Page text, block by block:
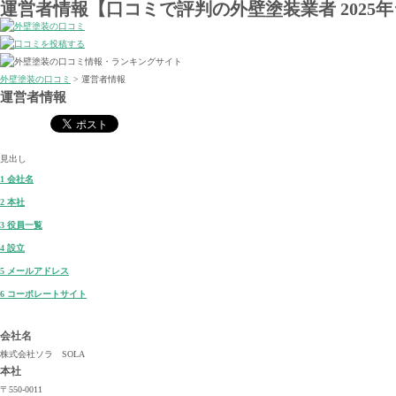
運営者情報【口コミで評判の外壁塗装業者 2025年
外壁塗装の口コミ > 運営者情報
運営者情報
見出し
1 会社名
2 本社
3 役員一覧
4 設立
5 メールアドレス
6 コーポレートサイト
会社名
株式会社ソラ SOLA
本社
〒550-0011